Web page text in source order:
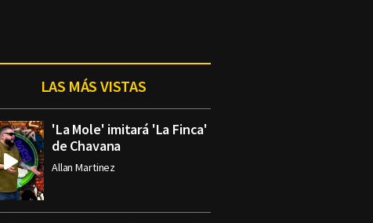
LAS MÁS VISTAS
'La Mole' imitará 'La Finca'
de Chavana
Allan Martinez